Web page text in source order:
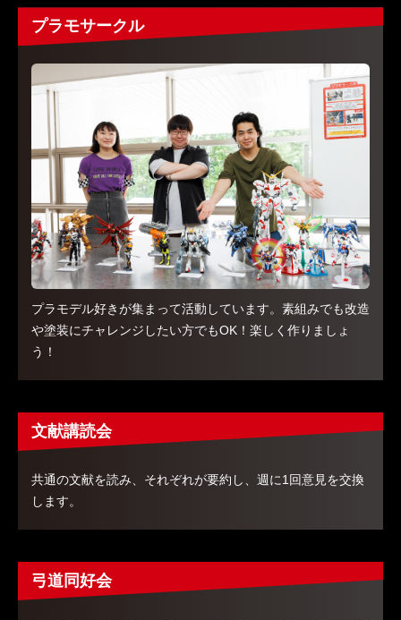
プラモサークル
プラモデル好きが集まって活動しています。素組みでも改造
や塗装にチャレンジしたい方でもOK！楽しく作りましょ
う！
文献講読会
共通の文献を読み、それぞれが要約し、週に1回意見を交換
します。
弓道同好会